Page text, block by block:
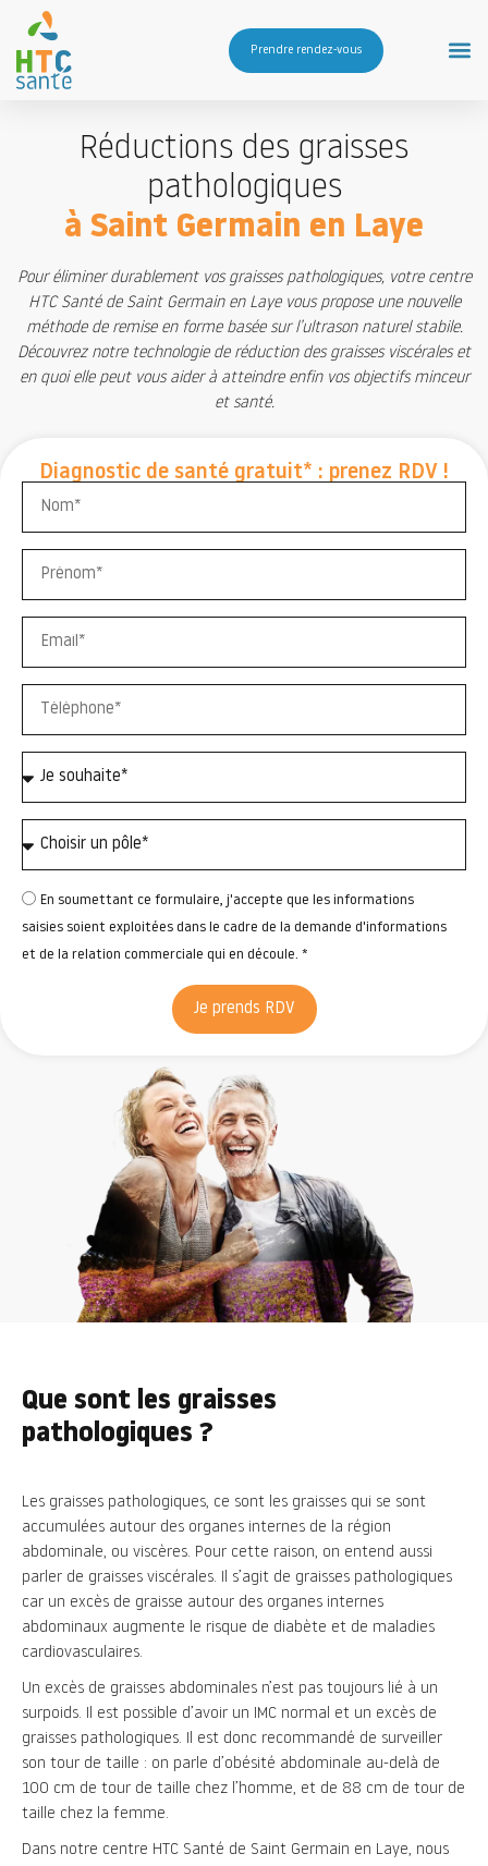
Prendre rendez-vous
Réductions des graisses
pathologiques
à Saint Germain en Laye
Pour éliminer durablement vos graisses pathologiques, votre centre
HTC Santé de Saint Germain en Laye vous propose une nouvelle
méthode de remise en forme basée sur l’ultrason naturel stabile.
Découvrez notre technologie de réduction des graisses viscérales et
en quoi elle peut vous aider à atteindre enfin vos objectifs minceur
et santé.
Diagnostic de santé gratuit* : prenez RDV !
En soumettant ce formulaire, j'accepte que les informations
saisies soient exploitées dans le cadre de la demande d'informations
et de la relation commerciale qui en découle. *
Je prends RDV
Que sont les graisses
pathologiques ?
Les graisses pathologiques, ce sont les graisses qui se sont
accumulées autour des organes internes de la région
abdominale, ou viscères. Pour cette raison, on entend aussi
parler de graisses viscérales. Il s’agit de graisses pathologiques
car un excès de graisse autour des organes internes
abdominaux augmente le risque de diabète et de maladies
cardiovasculaires.
Un excès de graisses abdominales n’est pas toujours lié à un
surpoids. Il est possible d’avoir un IMC normal et un excès de
graisses pathologiques. Il est donc recommandé de surveiller
son tour de taille : on parle d’obésité abdominale au-delà de
100 cm de tour de taille chez l’homme, et de 88 cm de tour de
taille chez la femme.
Dans notre centre HTC Santé de Saint Germain en Laye, nous